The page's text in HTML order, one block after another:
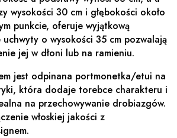
wysokości 30 cm i głębokości około
punkcie, oferuje wyjątkową
uchwyty o wysokości 35 cm pozwalają
jej w dłoni lub na ramieniu.
jest odpinana portmonetka/etui na
która dodaje torebce charakteru i
na przechowywanie drobiazgów.
włoskiej jakości z